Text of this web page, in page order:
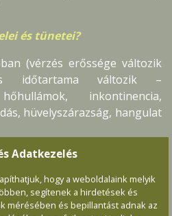
és tünetei?
(vérzés erőssége változik
időtartama változik –
inkontinencia,
hüvelyszárazság, hangulat
befolyásolják az
működését. Az
Adatkezelés
hogy a weboldalaink melyik
segítenek a hirdetések és
mérésében és bepillantást adnak az